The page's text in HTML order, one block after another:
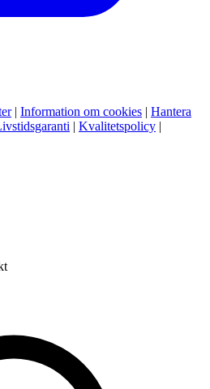
| Information om cookies | Hantera
| Kvalitetspolicy |